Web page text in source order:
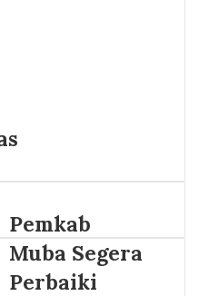
Pemkab
Muba Segera
Perbaiki